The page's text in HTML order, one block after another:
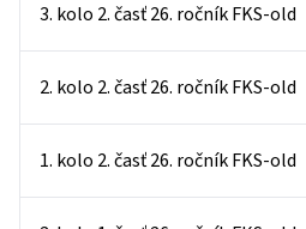
3. kolo 2. časť 26. ročník FKS-old
2. kolo 2. časť 26. ročník FKS-old
1. kolo 2. časť 26. ročník FKS-old